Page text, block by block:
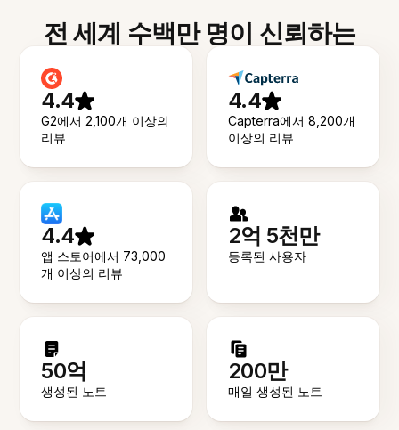
전 세계 수백만 명이 신뢰하는
4.4
G2에서 2,100개 이상의
리뷰
4.4
Capterra에서 8,200개
이상의 리뷰
4.4
앱 스토어에서 73,000
개 이상의 리뷰
2억 5천만
등록된 사용자
50억
생성된 노트
200만
매일 생성된 노트